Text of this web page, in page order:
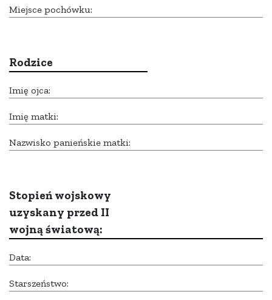
Miejsce pochówku:
Rodzice
Imię ojca:
Imię matki:
Nazwisko panieńskie matki:
Stopień wojskowy
uzyskany przed II
wojną światową:
Data:
Starszeństwo: